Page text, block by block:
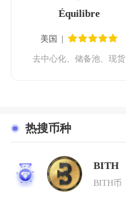
Équilibre
美国
去中心化、储备池、现货
热搜币种
1
BITH
BITH币